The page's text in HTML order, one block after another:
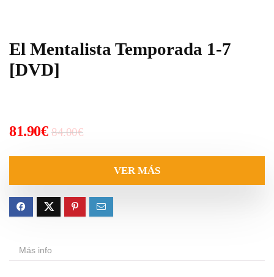
El Mentalista Temporada 1-7
[DVD]
84.00€El
original
era:
84.00€.
81.90€
El
actual
es:
81.90€.
VER MÁS
Más info